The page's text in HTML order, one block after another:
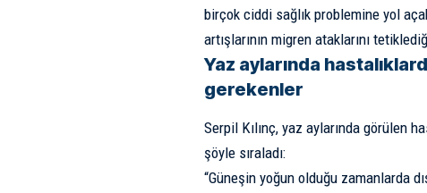
birçok ciddi sağlık problemine yol
artışlarının migren ataklarını
Yaz aylarında
gerekenler
Serpil Kılınç, yaz aylarında görülen
şöyle sıraladı:
“Güneşin yoğun olduğu zamanlarda